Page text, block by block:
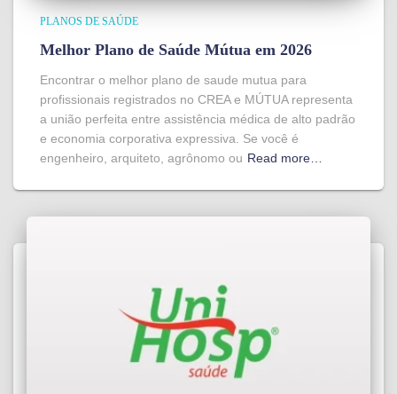
PLANOS DE SAÚDE
Melhor Plano de Saúde Mútua em 2026
Encontrar o melhor plano de saude mutua para
profissionais registrados no CREA e MÚTUA representa
a união perfeita entre assistência médica de alto padrão
e economia corporativa expressiva. Se você é
engenheiro, arquiteto, agrônomo ou Read more…